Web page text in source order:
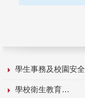
學生事務及校園安全
學校衛生教育